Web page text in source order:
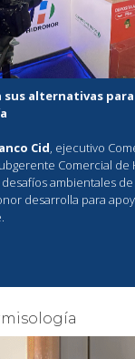
alternativas para
Cid, ejecutivo
Comercial de
ambientales de
desarrolla para